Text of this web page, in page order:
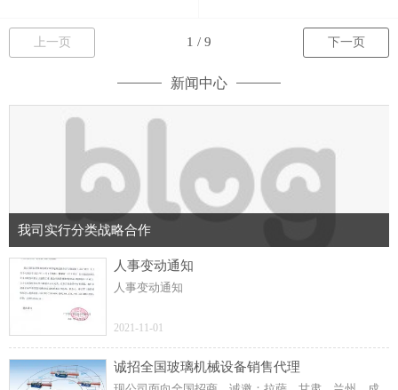
上一页 下一页
新闻中心
我司实行分类战略合作
人事变动通知
人事变动通知
2021-11-01
诚招全国玻璃机械设备销售代理